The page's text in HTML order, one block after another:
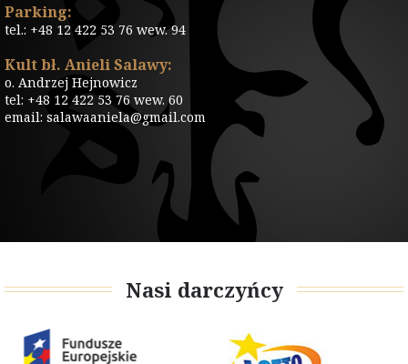
Parking:
tel.: +48 12 422 53 76 wew. 94
Kult bł. Anieli Salawy:
o. Andrzej Hejnowicz
tel: +48 12 422 53 76 wew. 60
email: salawaaniela@gmail.com
Nasi darczyńcy